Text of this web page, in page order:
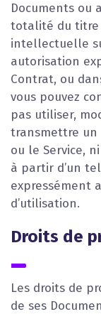
Documents ou
totalité du titre
intellectuelle
autorisation
Contrat, ou
vous pouvez
pas utiliser,
transmettre un
ou le Service,
à partir d’un
expressément
d’utilisation.
Droits de
Les droits de
de ses